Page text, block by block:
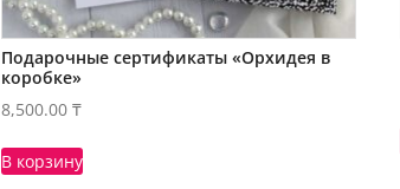
Подарочные сертификаты «Орхидея в
коробке»
8,500.00₸
В корзину